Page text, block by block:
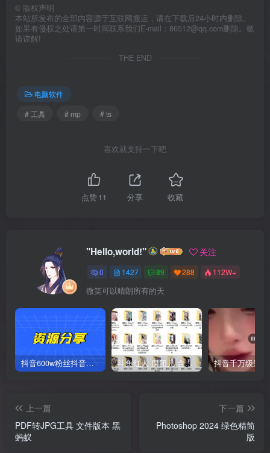
© 版权声明
本站所发布的全部内容源于互联网搬运，请在下载后24小时内删除。
如果有侵权之处请第一时间联系我们E-mail：86512@qq.com删除。敬
请谅解!
THE END
电脑软件
# 工具
# mp # ts
喜欢就支持一下吧
点赞11 分享 收藏
"Hello,world!" 关注
0 1427 89 288 112W+
微笑可以晴朗所有的天
抖音600w粉丝抖音网红痞幼一手资料 877P 500M 含私拍 斗鱼红人 腐团儿 含付费 大尺写真 32套
上一篇
PDF转JPG工具 文件版本 黑
蚂蚁
下一篇
Photoshop 2024 绿色精简
版